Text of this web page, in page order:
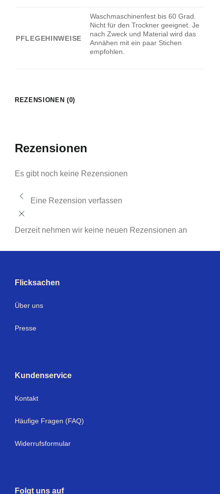
PFLEGEHINWEISE
Waschmaschinenfest bis 60 Grad.
Nicht für den Trockner geeignet. Je
nach Zweck und Material wird das
Annähen mit ein paar Stichen
empfohlen.
REZENSIONEN (0)
Rezensionen
Es gibt noch keine Rezensionen
Eine Rezension verfassen
Derzeit nehmen wir keine neuen Rezensionen an
Flicksachen
Über uns
Presse
Kundenservice
Kontakt
Häufige Fragen (FAQ)
Widerrufsformular
Folgt uns auf